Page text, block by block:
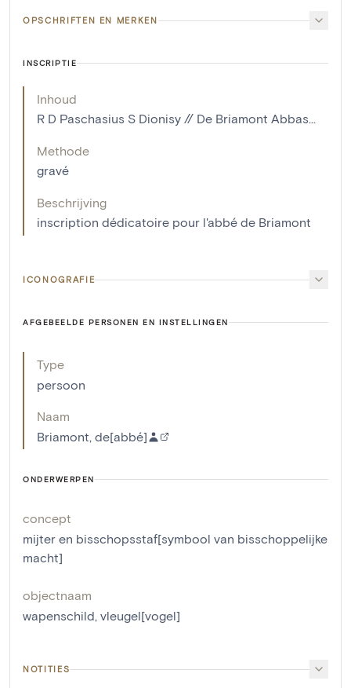
OPSCHRIFTEN EN MERKEN
INSCRIPTIE
Inhoud
R D Paschasius S Dionisy // De Briamont Abbas...
Methode
gravé
Beschrijving
inscription dédicatoire pour l'abbé de Briamont
ICONOGRAFIE
AFGEBEELDE PERSONEN EN INSTELLINGEN
Type
persoon
Naam
Briamont, de[abbé]
ONDERWERPEN
concept
mijter en bisschopsstaf[symbool van bisschoppelijke
macht]
objectnaam
wapenschild, vleugel[vogel]
NOTITIES